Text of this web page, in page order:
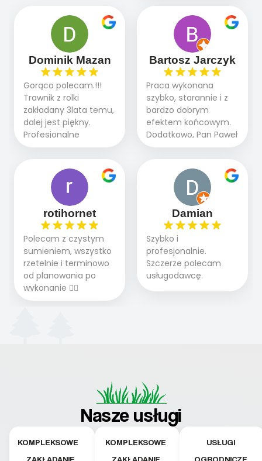
panowie wiedzą co
robią. Wszystko poszło
sprawnie i szybko.
Doradztwo w
pielęgnacji trawnika
teraz i na późniejszym
etapie jest dużym
plusem. Teraz razem
z dzieckiem i małym
pieskiem cieszymy się
pięknym trawnikiem :)
A trawa robi efekt
oczekiwaniami. Prace
przebiegały sprawnie
dzięki temu,że firma
działa kompleksowo :
ogrodnictwo,nawodnienie,
brukarstwo.Efekt
końcowy przerósł
nasze oczekiwania.
Polecamy tę firmę
wszystkim , którzy
marzą o pięknym
Dominik Mazan
Gorąco polecam.!!!
Trawnik z rolki
zakładany 3lata temu,
dalej jest piękny.
Profesjonalne
podejście do pracy,
2 zlecenia na rolkę.
Polecam.
Bartosz Jarczyk
Praca wykonana
szybko, starannie i z
bardzo dobrym
efektem końcowym.
Dodatkowo, Pan Paweł
chętnie udziela porad
rotihornet
Polecam z czystym
sumieniem, wszystko
rzetelnie i terminowo
od planowania po
wykonanie 👍🏻
Damian
Szybko i
profesjonalnie.
Szczerze polecam
usługodawcę.
Nasze usługi
KOMPLEKSOWE
ZAKŁADANIE
KOMPLEKSOWE
ZAKŁADANIE
USŁUGI
OGRODNICZE